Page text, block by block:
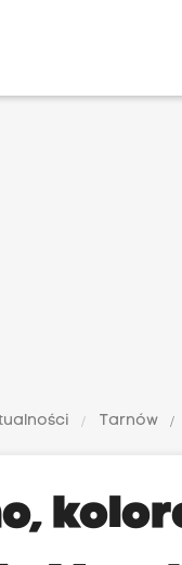
Tarnów